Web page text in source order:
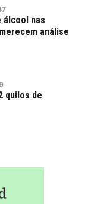
álcool nas
análise
quilos de